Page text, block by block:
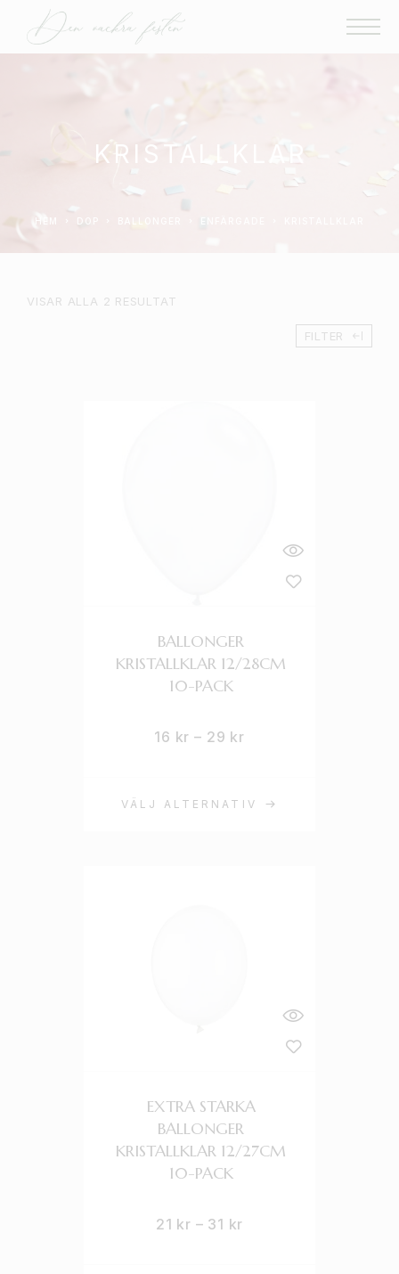
KRISTALLKLAR
HEM
VISAR ALLA 2 RESULTAT
FILTER
VÄLJ ALTERNATIV
BALLONGER
KRISTALLKLAR 12/28CM
10-PACK
16 kr – 29 kr
EXTRA STARKA
BALLONGER
KRISTALLKLAR 12/27CM
10-PACK
21 kr – 31 kr